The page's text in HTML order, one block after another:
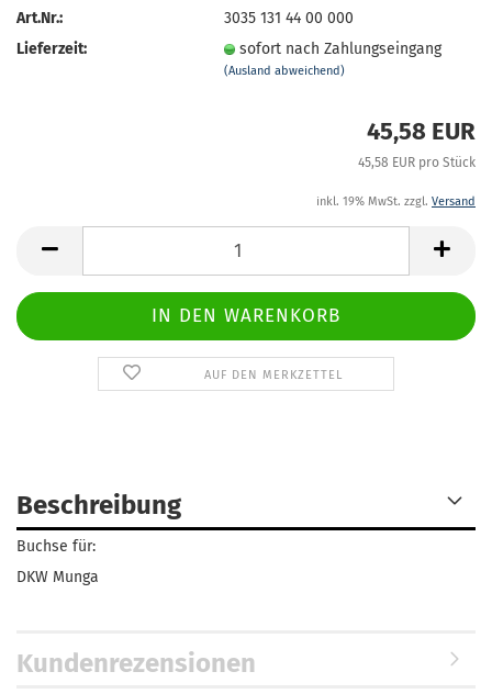
Art.Nr.:
3035 131 44 00 000
Lieferzeit:
sofort nach Zahlungseingang
(Ausland abweichend)
45,58 EUR
45,58 EUR pro Stück
inkl. 19% MwSt. zzgl. Versand
AUF DEN MERKZETTEL
Beschreibung
Buchse für:
DKW Munga
Kundenrezensionen